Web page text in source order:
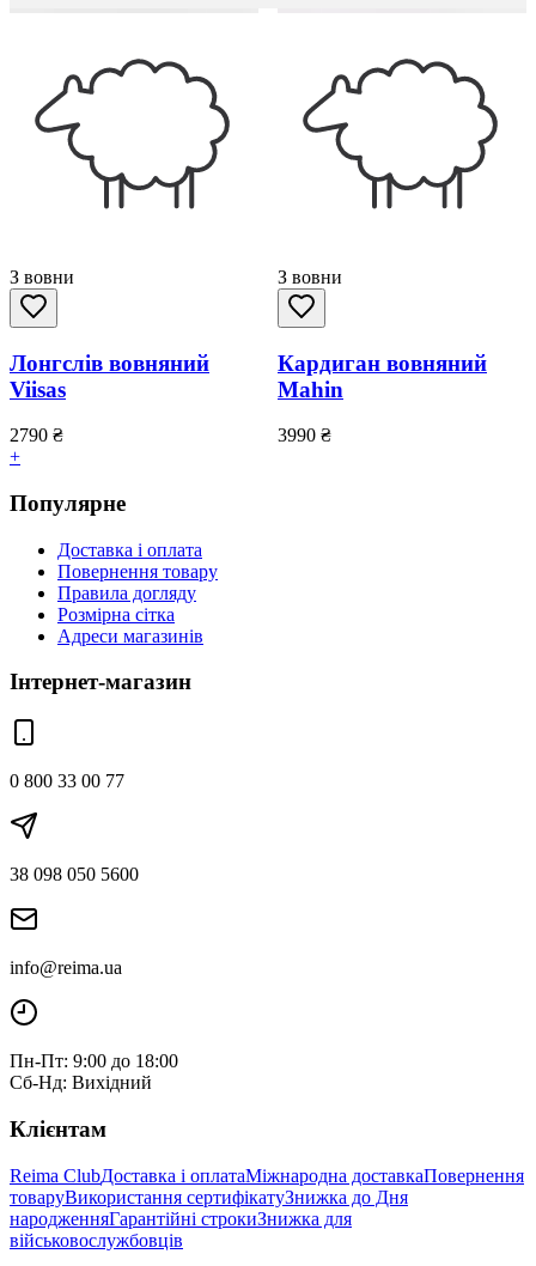
З вовни
Лонгслів вовняний
Viisas
2790 ₴
+
З вовни
Кардиган вовняний
Mahin
3990 ₴
Популярне
Доставка і оплата
Повернення товару
Правила догляду
Розмірна сітка
Адреси магазинів
Інтернет-магазин
0 800 33 00 77
38 098 050 5600
info@reima.ua
Пн-Пт: 9:00 до 18:00
Сб-Нд: Вихідний
Клієнтам
Reima ClubДоставка і оплатаМіжнародна доставкаПовернення
товаруВикористання сертифікатуЗнижка до Дня
народженняГарантійні строкиЗнижка для
військовослужбовців